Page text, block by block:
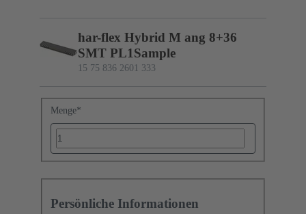
har-flex Hybrid M ang 8+36
SMT PL1Sample
15 75 836 2601 333
Menge*
Persönliche Informationen